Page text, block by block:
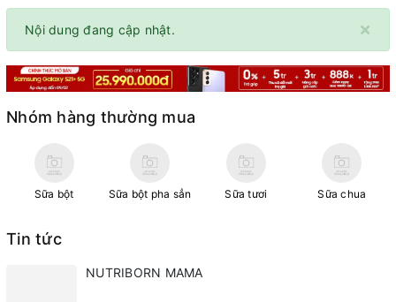
×
Nội dung đang cập nhật.
Nhóm hàng thường mua
Sữa bột Sữa bột pha sẳn Sữa tươi Sữa chua
Tin tức
NUTRIBORN MAMA